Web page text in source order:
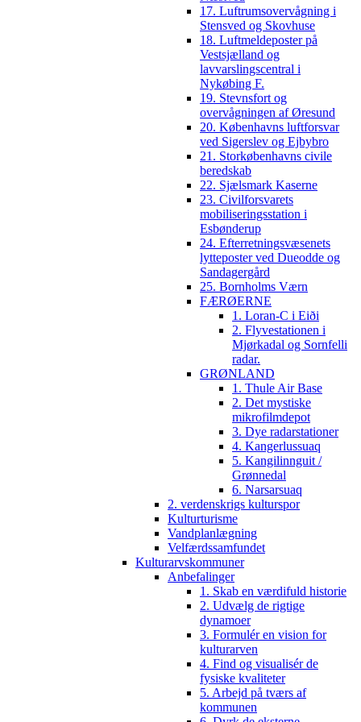
17. Luftrumsovervågning i
Stensved og Skovhuse
18. Luftmeldeposter på
Vestsjælland og
lavvarslingscentral i
Nykøbing F.
19. Stevnsfort og
overvågningen af Øresund
20. Københavns luftforsvar
ved Sigerslev og Ejbybro
21. Storkøbenhavns civile
beredskab
22. Sjælsmark Kaserne
23. Civilforsvarets
mobiliseringsstation i
Esbønderup
24. Efterretningsvæsenets
lytteposter ved Dueodde og
Sandagergård
25. Bornholms Værn
FÆRØERNE
1. Loran-C i Eiði
2. Flyvestationen i
Mjørkadal og Sornfelli
radar.
GRØNLAND
1. Thule Air Base
2. Det mystiske
mikrofilmdepot
3. Dye radarstationer
4. Kangerlussuaq
5. Kangilinnguit /
Grønnedal
6. Narsarsuaq
2. verdenskrigs kulturspor
Kulturturisme
Vandplanlægning
Velfærdssamfundet
Kulturarvskommuner
Anbefalinger
1. Skab en værdifuld historie
2. Udvælg de rigtige
dynamoer
3. Formulér en vision for
kulturarven
4. Find og visualisér de
fysiske kvaliteter
5. Arbejd på tværs af
kommunen